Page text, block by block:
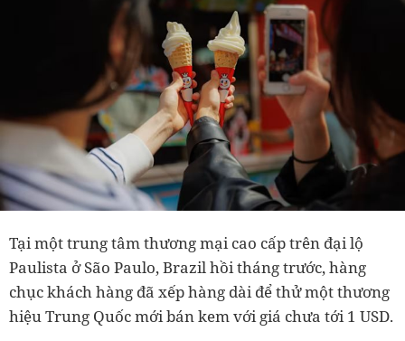
Tại một trung tâm thương mại cao cấp trên đại lộ
Paulista ở São Paulo, Brazil hồi tháng trước, hàng
chục khách hàng đã xếp hàng dài để thử một thương
hiệu Trung Quốc mới bán kem với giá chưa tới 1 USD.